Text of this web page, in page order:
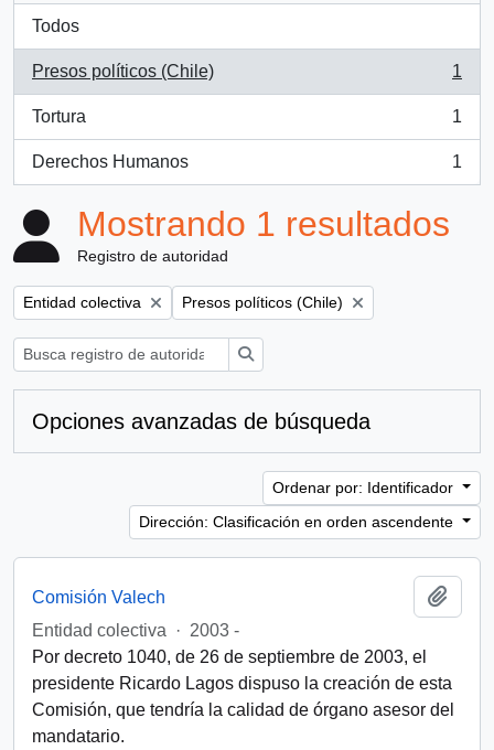
Todos
Presos políticos (Chile)
, 1 resultados
1
Tortura
, 1 resultados
1
Derechos Humanos
, 1 resultados
1
Mostrando 1 resultados
Registro de autoridad
Remove filter:
Entidad colectiva Remove filter:
Presos políticos (Chile)
Opciones avanzadas de búsqueda
Ordenar por: Identificador
Dirección: Clasificación en orden ascendente
Comisión Valech
Entidad colectiva
· 2003 -
Por decreto 1040, de 26 de septiembre de 2003, el
presidente Ricardo Lagos dispuso la creación de esta
Comisión, que tendría la calidad de órgano asesor del
mandatario.